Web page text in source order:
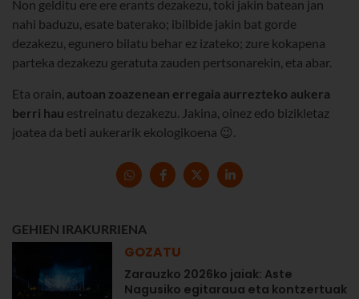
Non gelditu ere ere erants dezakezu, toki jakin batean jan
nahi baduzu, esate baterako; ibilbide jakin bat gorde
dezakezu, egunero bilatu behar ez izateko; zure kokapena
parteka dezakezu geratuta zauden pertsonarekin, eta abar.
Eta orain, autoan zoazenean erregaia aurrezteko aukera
berri hau estreinatu dezakezu. Jakina, oinez edo bizikletaz
joatea da beti aukerarik ekologikoena 😉.
GEHIEN IRAKURRIENA
GOZATU
Zarauzko 2026ko jaiak: Aste
Nagusiko egitaraua eta kontzertuak